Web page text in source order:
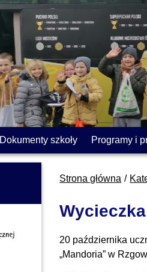
Dokumenty szkoły Programy i
Strona główna
20 października
„Mandoria” w